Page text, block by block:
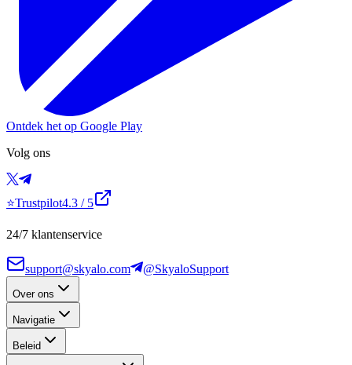
Ontdek het op Google Play
Volg ons
⭐Trustpilot4.3 / 5
24/7 klantenservice
support@skyalo.com @SkyaloSupport
Over ons
Navigatie
Beleid